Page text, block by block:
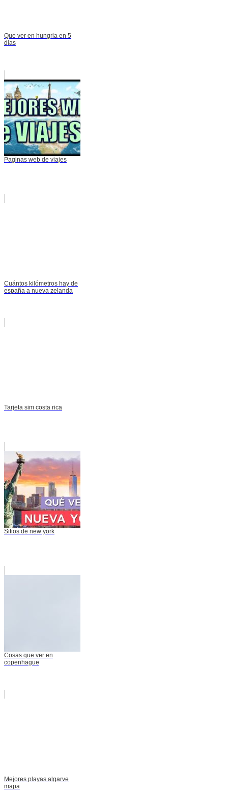
Que ver en hungria en 5
dias
Paginas web de viajes
Cuántos kilómetros hay de
españa a nueva zelanda
Tarjeta sim costa rica
Sitios de new york
Cosas que ver en
copenhague
Mejores playas algarve
mapa